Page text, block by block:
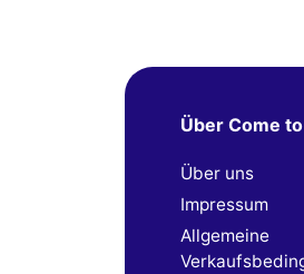
Über Come
Über uns
Impressum
Allgemeine